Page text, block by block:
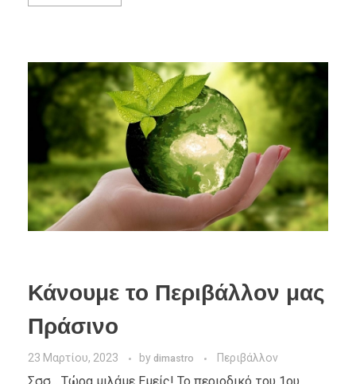
Κάνουμε το Περιβάλλον μας
Πράσινο
23 Μαρτίου, 2023 by dimastro Περιβάλλον